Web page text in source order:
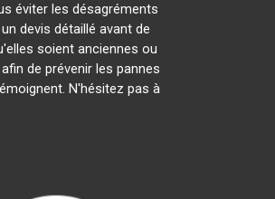
éviter les désagréments
devis détaillé avant de
soient anciennes ou
afin de prévenir les pannes
N'hésitez pas à